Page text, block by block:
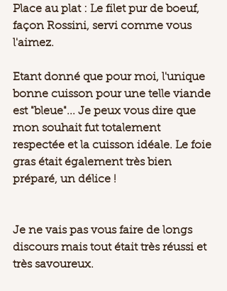
Place au plat : Le filet pur de boeuf,
façon Rossini, servi comme vous
l'aimez.
Etant donné que pour moi, l'unique
bonne cuisson pour une telle viande
est "bleue"... Je peux vous dire que
mon souhait fut totalement
respectée et la cuisson idéale. Le foie
gras était également très bien
préparé, un délice !
Je ne vais pas vous faire de longs
discours mais tout était très réussi et
très savoureux.